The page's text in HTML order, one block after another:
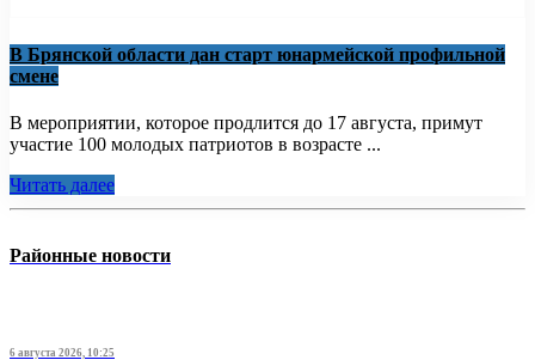
В Брянской области дан старт юнармейской профильной
смене
В мероприятии, которое продлится до 17 августа, примут
участие 100 молодых патриотов в возрасте ...
Читать далее
Районные новости
6 августа 2026, 10:25